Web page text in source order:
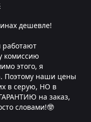
дешевле!
работают
комиссию
этого, я
Поэтому наши цены
в серую, НО в
на заказ,
словами!🤓